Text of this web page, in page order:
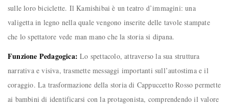
sulle loro biciclette. Il Kamishibai è un teatro d’immagini: una
valigetta in legno nella quale vengono inserite delle tavole stampate
che lo spettatore vede man mano che la storia si dipana.
Funzione Pedagogica: Lo spettacolo, attraverso la sua struttura
narrativa e visiva, trasmette messaggi importanti sull’autostima e il
coraggio. La trasformazione della storia di Cappuccetto Rosso permette
ai bambini di identificarsi con la protagonista, comprendendo il valore